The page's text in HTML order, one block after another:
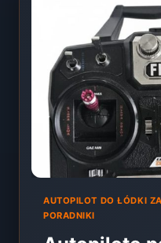
SONDA
+
CÁMARA
EN
UN
SISTEMA
[EXTREME
2026]
AUTOPILOT DO ŁÓDKI
PORADNIKI